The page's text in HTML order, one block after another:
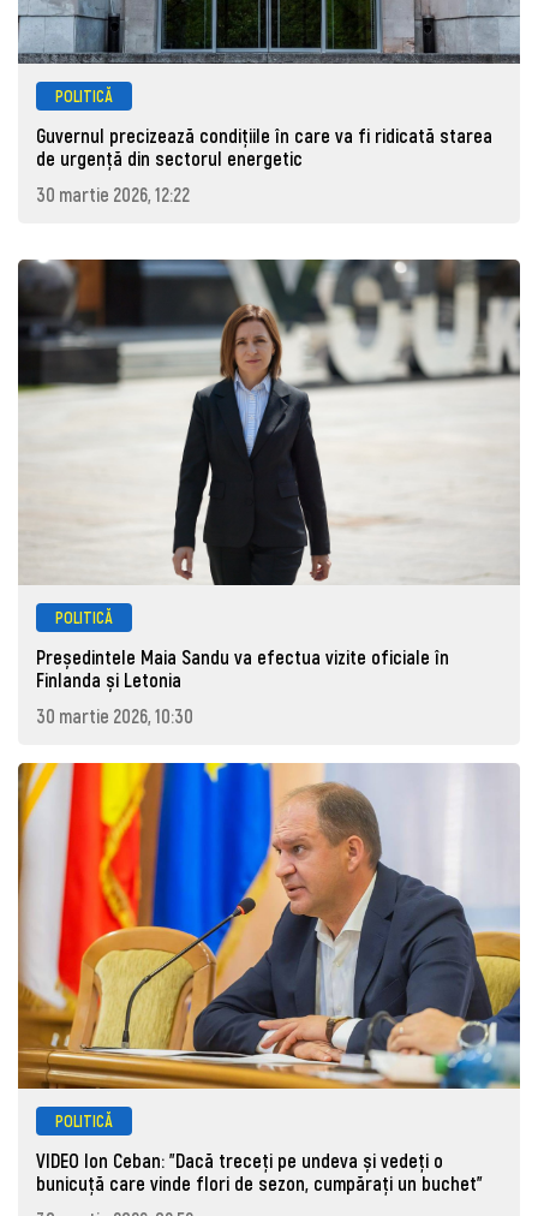
POLITICĂ
Guvernul precizează condițiile în care va fi ridicată starea
de urgență din sectorul energetic
30 martie 2026, 12:22
POLITICĂ
Președintele Maia Sandu va efectua vizite oficiale în
Finlanda și Letonia
30 martie 2026, 10:30
POLITICĂ
VIDEO Ion Ceban: "Dacă treceți pe undeva și vedeți o
bunicuță care vinde flori de sezon, cumpărați un buchet"